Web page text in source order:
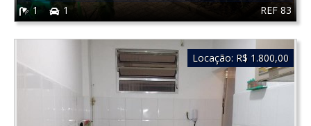
REF 83
1
1
Locação: R$ 1.800,00